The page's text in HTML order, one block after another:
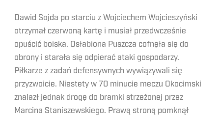
Dawid Sojda po starciu z Wojciechem Wojcieszyński
otrzymał czerwoną kartę i musiał przedwcześnie
opuścić boiska. Osłabiona Puszcza cofnęła się do
obrony i starała się odpierać ataki gospodarzy.
Piłkarze z zadań defensywnych wywiązywali się
przyzwoicie. Niestety w 70 minucie meczu Okocimski
znalazł jednak drogę do bramki strzeżonej przez
Marcina Staniszewskiego. Prawą stroną pomknął